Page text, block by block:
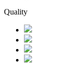
Quality